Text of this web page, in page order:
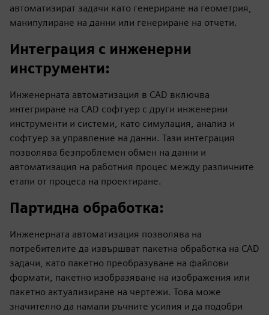
автоматизират задачи като генериране на геометрия,
манипулиране на данни или генериране на отчети.
Интеграция с инженерни
инструменти:
Инженерната автоматизация в CAD включва
интегриране на CAD софтуер с други инженерни
инструменти и системи, като симулация, анализ и
софтуер за управление на данни. Тази интеграция
позволява безпроблемен обмен на данни и
автоматизация на работния процес между различните
етапи от процеса на проектиране.
Партидна обработка:
Инженерната автоматизация позволява на
потребителите да извършват пакетна обработка на CAD
задачи, като пакетно преобразуване на файлови
формати, пакетно изобразяване на изображения или
пакетно актуализиране на чертежи. Това може
значително да намали ръчните усилия и да подобри